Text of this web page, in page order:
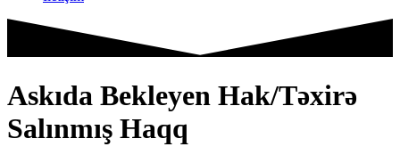
Askıda Bekleyen Hak/Təxirə
Salınmış Haqq